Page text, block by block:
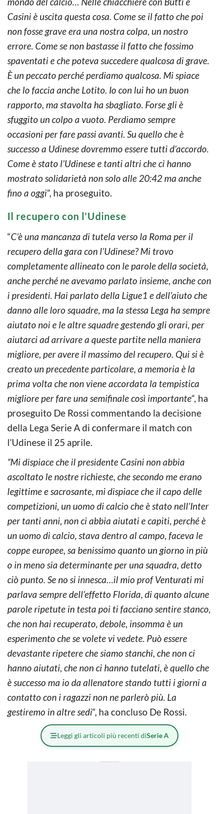
Casini è uscita questa cosa. Come se il fatto che poi
non fosse grave era una nostra colpa, un nostro
errore. Come se non bastasse il fatto che fossimo
spaventati e che poteva succedere qualcosa di grave.
È un peccato perché perdiamo qualcosa. Mi spiace
che lo faccia anche Lotito. Io con lui ho un buon
rapporto, ma stavolta ha sbagliato. Forse gli è
sfuggito un colpo a vuoto. Perdiamo sempre
occasioni per fare passi avanti. Su quello che è
successo a Udinese dovremmo essere tutti d’accordo.
Come è stato l’Udinese e tanti altri che ci hanno
mostrato solidarietà non solo alle 20:42 ma anche
fino a oggi”, ha proseguito.
Il recupero con l’Udinese
“C’è una mancanza di tutela verso la Roma per il
recupero della gara con l’Udinese? Mi trovo
completamente allineato con le parole della società,
anche perché ne avevamo parlato insieme, anche con
i presidenti. Hai parlato della Ligue1 e dell’aiuto che
danno alle loro squadre, ma la stessa Lega ha sempre
aiutato noi e le altre squadre gestendo gli orari, per
aiutarci ad arrivare a queste partite nella maniera
migliore, per avere il massimo del recupero. Qui si è
creato un precedente particolare, a memoria è la
prima volta che non viene accordata la tempistica
migliore per fare una semifinale così importante“, ha
proseguito De Rossi commentando la decisione
della Lega Serie A di confermare il match con
l’Udinese il 25 aprile.
“Mi dispiace che il presidente Casini non abbia
ascoltato le nostre richieste, che secondo me erano
legittime e sacrosante, mi dispiace che il capo delle
competizioni, un uomo di calcio che è stato nell’Inter
per tanti anni, non ci abbia aiutati e capiti, perché è
un uomo di calcio, stava dentro al campo, faceva le
coppe europee, sa benissimo quanto un giorno in più
o in meno sia determinante per una squadra, detto
ciò punto. Se no si innesca…il mio prof Venturati mi
parlava sempre dell’effetto Florida, di quanto alcune
parole ripetute in testa poi ti facciano sentire stanco,
che non hai recuperato, debole, insomma è un
esperimento che se volete vi vedete. Può essere
devastante ripetere che siamo stanchi, che non ci
hanno aiutati, che non ci hanno tutelati, è quello che
è successo ma io da allenatore stando tutti i giorni a
contatto con i ragazzi non ne parlerò più. La
gestiremo in altre sedi“, ha concluso De Rossi.
Leggi gli articoli più recenti diSerie A